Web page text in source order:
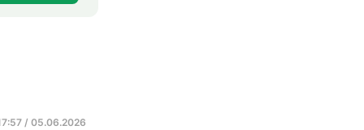
/ 05.06.2026